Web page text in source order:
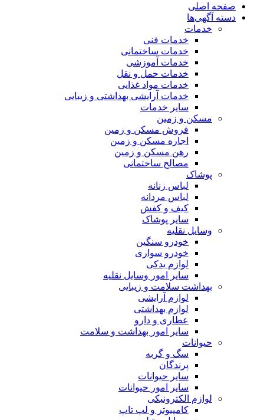
صفحه اصلی
دسته آگهی‌ها
خدمات
خدمات فنی
خدمات ساختمانی
خدمات آموزشی
خدمات حمل و نقل
خدمات مواد غذایی
خدمات آرایشی بهداشتی و زیبایی
سایر خدمات
مسکن و زمین
فروش مسکن و زمین
اجاره مسکن و زمین
رهن مسکن و زمین
مصالح ساختمانی
پوشاک
لباس زنانه
لباس مردانه
کیف و کفش
سایر پوشاک
وسایل نقلیه
خودرو سنگین
خودرو سواری
لوازم یدکی
سایر امور وسایل نقلیه
بهداشت سلامت و زیبایی
لوازم آرایشی
لوازم بهداشتی
عطاری و دارو
سایر امور بهداشت و سلامت
حیوانات
سگ و گربه
پرندگان
سایر حیوانات
سایر امور حیوانات
لوازم الکترونیکی
کامپیوتر و لپ تاپ